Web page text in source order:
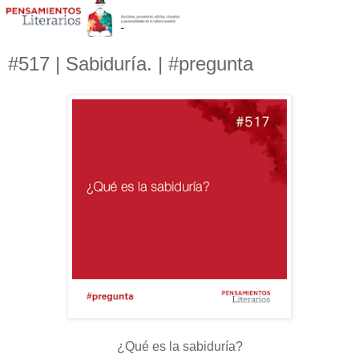
#517 | Sabiduría. | #pregunta
¿Qué es la sabiduría?